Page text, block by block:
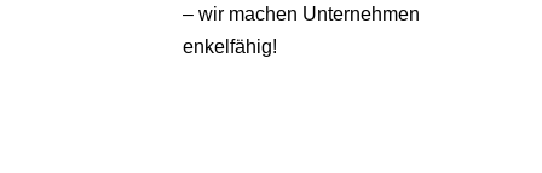
– wir machen Unternehmen
enkelfähig!